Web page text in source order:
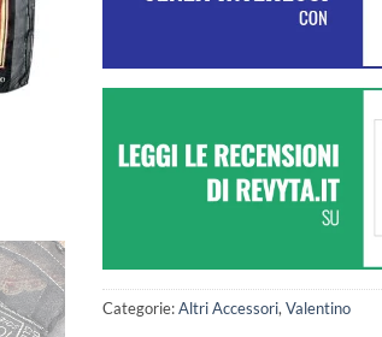
Categorie:Altri Accessori, Valentino